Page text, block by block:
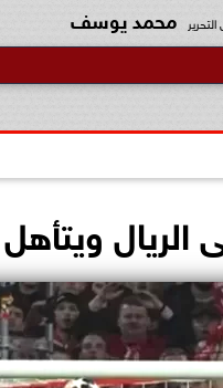
محمد يوسف
الريال